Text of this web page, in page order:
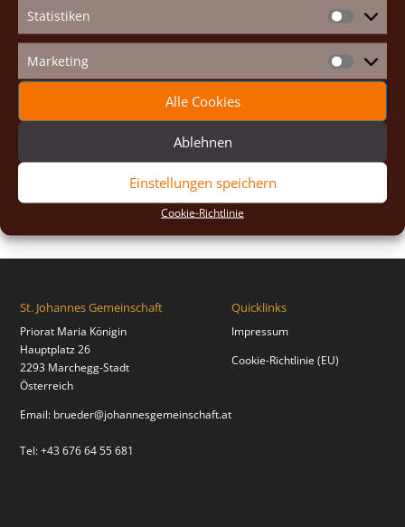
Statistiken
Marketing Marketing
Alle Cookies
Ablehnen
Einstellungen speichern
Cookie-Richtlinie
2025(7)
2024(5)
2023(13)
2022(9)
2020(2)
St. Johannes Gemeinschaft
Priorat Maria Königin
Hauptplatz 26
2293 Marchegg-Stadt
Österreich
Email: brueder@johannesgemeinschaft.at
Tel: +43 676 64 55 681
Quicklinks
Impressum
Cookie-Richtlinie (EU)